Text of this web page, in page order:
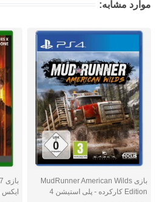
موارد مشابه:
بازی MudRunner American Wilds
Edition کارکرده - پلی استیشن 4
ایکس